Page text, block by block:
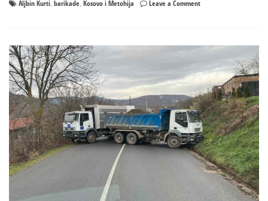
Aljbin Kurti, barikade, Kosovo i Metohija Leave a Commenton
Zastrašujuće
prijetnje
Kurtija
i
poziv
na
likvidaciju
Srba